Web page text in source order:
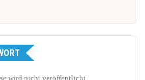
wird nicht veröffentlicht.